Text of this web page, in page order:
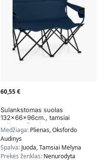
60,55€
Sulankstomas suolas
132x66x96cm., tamsiai
mėlynos/juodos spalvos
Medžiaga: Plienas, Oksfordo
Audinys
Spalva: Juoda, Tamsiai Mėlyna
Prekės ženklas: Nenurodyta